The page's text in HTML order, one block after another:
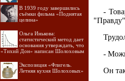
В 1939 году завершились
съёмки фильма «Поднятая
целина»
Ольга Инькова:
статистический метод дает
основания утверждать, что
«Тихий Дон» написан Шолоховым
Экспозиция «Флигель.
Летняя кухня Шолоховых»
-
-
Он